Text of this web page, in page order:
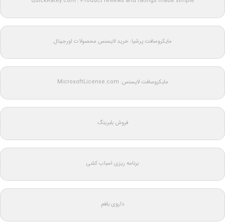
مایکروسافت پرشیا: خرید لایسنس محصولات اورجینال
مایکروسافت لایسنس: MicrosoftLicense.com
فروش بلبرینگ
برنامه ریزی اسباب کشی
داروی بلغم